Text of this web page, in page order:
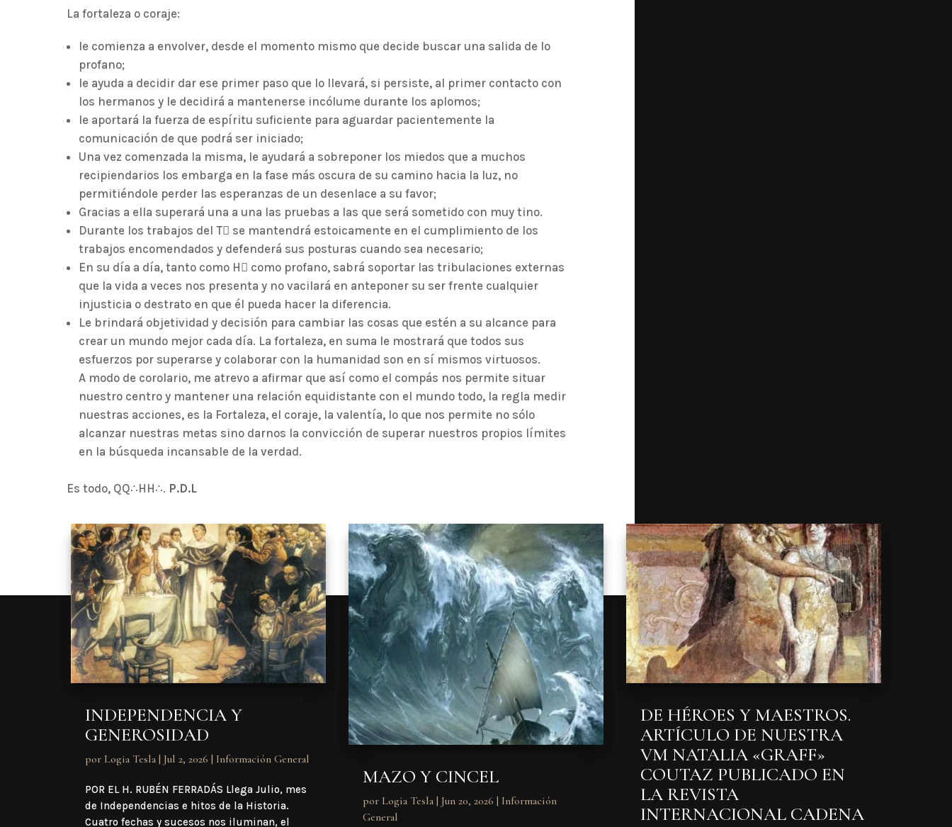
La fortaleza o coraje:
le comienza a envolver, desde el momento mismo que decide buscar una salida de lo
profano;
le ayuda a decidir dar ese primer paso que lo llevará, si persiste, al primer contacto con
los hermanos y le decidirá a mantenerse incólume durante los aplomos;
le aportará la fuerza de espíritu suficiente para aguardar pacientemente la
comunicación de que podrá ser iniciado;
Una vez comenzada la misma, le ayudará a sobreponer los miedos que a muchos
recipiendarios los embarga en la fase más oscura de su camino hacia la luz, no
permitiéndole perder las esperanzas de un desenlace a su favor;
Gracias a ella superará una a una las pruebas a las que será sometido con muy tino.
Durante los trabajos del T se mantendrá estoicamente en el cumplimiento de los
trabajos encomendados y defenderá sus posturas cuando sea necesario;
En su día a día, tanto como H como profano, sabrá soportar las tribulaciones externas
que la vida a veces nos presenta y no vacilará en anteponer su ser frente cualquier
injusticia o destrato en que él pueda hacer la diferencia.
Le brindará objetividad y decisión para cambiar las cosas que estén a su alcance para
crear un mundo mejor cada día. La fortaleza, en suma le mostrará que todos sus
esfuerzos por superarse y colaborar con la humanidad son en sí mismos virtuosos.
A modo de corolario, me atrevo a afirmar que así como el compás nos permite situar
nuestro centro y mantener una relación equidistante con el mundo todo, la regla medir
nuestras acciones, es la Fortaleza, el coraje, la valentía, lo que nos permite no sólo
alcanzar nuestras metas sino darnos la convicción de superar nuestros propios límites
en la búsqueda incansable de la verdad.
Es todo, QQ∴HH∴. P.D.L
INDEPENDENCIA Y
GENEROSIDAD
por Logia Tesla| Jul 2, 2026 | Información General
POR EL H. RUBÉN FERRADÁS Llega Julio, mes
de Independencias e hitos de la Historia.
Cuatro fechas y sucesos nos iluminan, el
MAZO Y CINCEL
por Logia Tesla | Jun 20, 2026 | Información
General
DE HÉROES Y MAESTROS.
ARTÍCULO DE NUESTRA
VM NATALIA «GRAFF»
COUTAZ PUBLICADO EN
LA REVISTA
INTERNACIONAL CADENA